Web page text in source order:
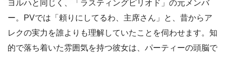
ヨルハと同じく、「ラスティングピリオド」の元メンバ
ー。PVでは「頼りにしてるわ、主席さん」と、昔からア
レクの実力を誰よりも理解していたことを伺わせます。知
的で落ち着いた雰囲気を持つ彼女は、パーティーの頭脳で